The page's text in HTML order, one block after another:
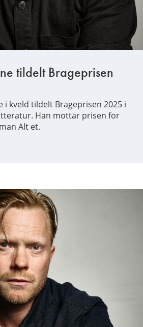
tildelt Brageprisen
i kveld tildelt Brageprisen 2025 i
Han mottar prisen for
Alt et.